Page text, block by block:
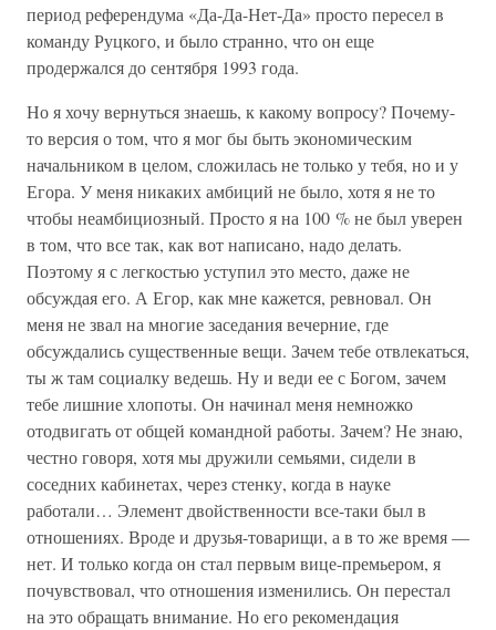
период референдума «Да-Да-Нет-Да» просто пересел в
команду Руцкого, и было странно, что он еще
продержался до сентября 1993 года.
Но я хочу вернуться знаешь, к какому вопросу? Почему-
то версия о том, что я мог бы быть экономическим
начальником в целом, сложилась не только у тебя, но и у
Егора. У меня никаких амбиций не было, хотя я не то
чтобы неамбициозный. Просто я на 100 % не был уверен
в том, что все так, как вот написано, надо делать.
Поэтому я с легкостью уступил это место, даже не
обсуждая его. А Егор, как мне кажется, ревновал. Он
меня не звал на многие заседания вечерние, где
обсуждались существенные вещи. Зачем тебе отвлекаться,
ты ж там социалку ведешь. Ну и веди ее с Богом, зачем
тебе лишние хлопоты. Он начинал меня немножко
отодвигать от общей командной работы. Зачем? Не знаю,
честно говоря, хотя мы дружили семьями, сидели в
соседних кабинетах, через стенку, когда в науке
работали… Элемент двойственности все-таки был в
отношениях. Вроде и друзья-товарищи, а в то же время —
нет. И только когда он стал первым вице-премьером, я
почувствовал, что отношения изменились. Он перестал
на это обращать внимание. Но его рекомендация